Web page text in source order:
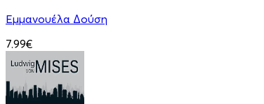
Εμμανουέλα Δούση
7.99€